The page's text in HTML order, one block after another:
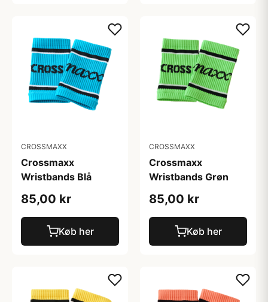
CROSSMAXX
Crossmaxx
Wristbands Blå
85,00 kr
Køb her
CROSSMAXX
Crossmaxx
Wristbands Grøn
85,00 kr
Køb her